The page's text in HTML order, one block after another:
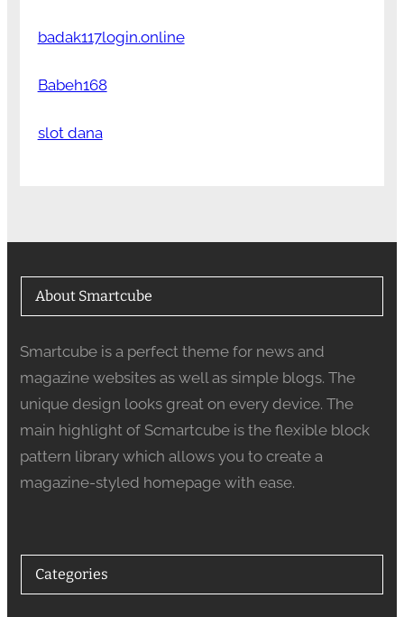
badak117login.online
Babeh168
slot dana
About Smartcube
Smartcube is a perfect theme for news and
magazine websites as well as simple blogs. The
unique design looks great on every device. The
main highlight of Scmartcube is the flexible block
pattern library which allows you to create a
magazine-styled homepage with ease.
Categories